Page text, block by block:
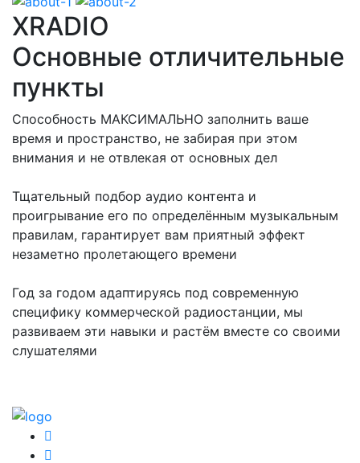
XRADIO
Основные отличительные
пункты
Способность МАКСИМАЛЬНО заполнить ваше
время и пространство, не забирая при этом
внимания и не отвлекая от основных дел
Тщательный подбор аудио контента и
проигрывание его по определённым музыкальным
правилам, гарантирует вам приятный эффект
незаметно пролетающего времени
Год за годом адаптируясь под современную
специфику коммерческой радиостанции, мы
развиваем эти навыки и растём вместе со своими
слушателями